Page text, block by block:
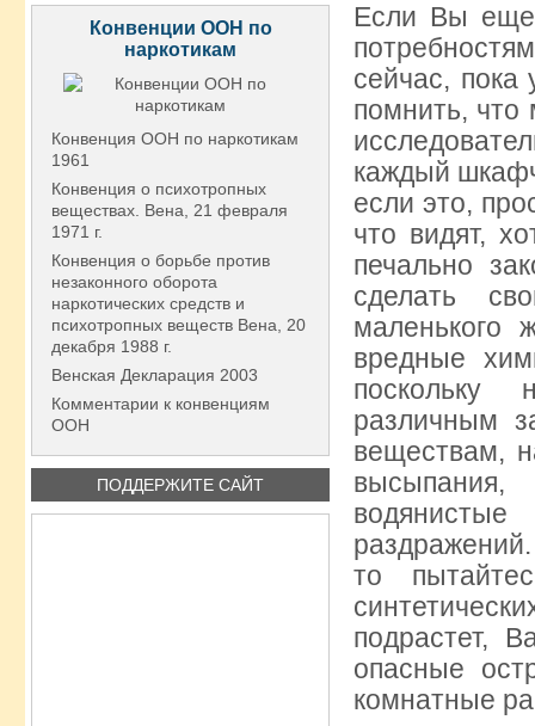
Конвенции ООН по
наркотикам
Конвенция ООН по наркотикам
1961
Конвенция о психотропных
веществах. Вена, 21 февраля
1971 г.
Конвенция о борьбе против
незаконного оборота
наркотических средств и
психотропных веществ Вена, 20
декабря 1988 г.
Венская Декларация 2003
Комментарии к конвенциям
ООН
ПОДДЕРЖИТЕ САЙТ
Если Вы еще
сейчас,
помнить,
каждый
если это,
что видят,
печально
сделать
маленького
вредные
поскольку
различным
веществам,
то
подрастет,
опасные
комнатные